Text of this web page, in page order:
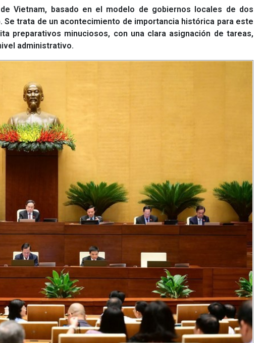
Vietnam, basado en el modelo de gobiernos locales de dos
trata de un acontecimiento de importancia histórica para este
preparativos minuciosos, con una clara asignación de tareas,
administrativo.